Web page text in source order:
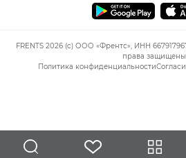
FRENTS 2026 (c) ООО «Френтс», ИНН
права
Политика конфиденциальности